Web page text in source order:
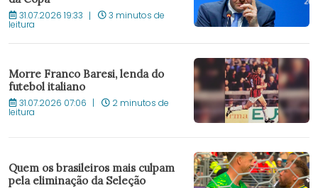
31.07.2026 19:33 3 minutos de
leitura
Morre Franco Baresi, lenda do
futebol italiano
31.07.2026 07:06 2 minutos de
leitura
Quem os brasileiros mais culpam
pela eliminação da Seleção